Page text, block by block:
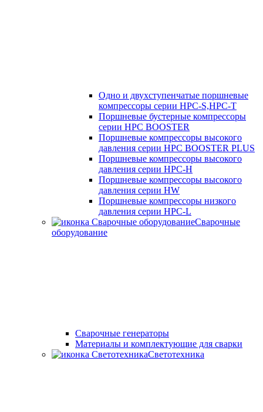
Одно и двухступенчатые поршневые
компрессоры серии HPC-S,HPC-T
Поршневые бустерные компрессоры
серии HPC BOOSTER
Поршневые компрессоры высокого
давления серии HPC BOOSTER PLUS
Поршневые компрессоры высокого
давления серии HPC-H
Поршневые компрессоры высокого
давления серии HW
Поршневые компрессоры низкого
давления серии HPC-L
Сварочные
оборудование
Cварочные генераторы
Материалы и комплектующие для сварки
Светотехника